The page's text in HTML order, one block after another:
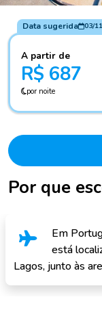
Por que
Em
está
Lagos, junto às
Data sugerida 03/
A partir de
R$ 687
por noite